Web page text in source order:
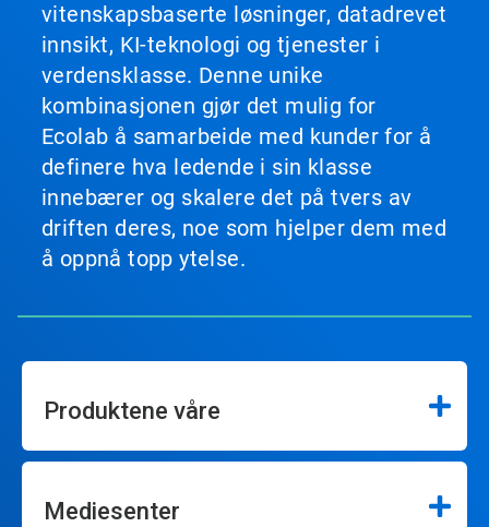
vitenskapsbaserte løsninger, datadrevet
innsikt, KI-teknologi og tjenester i
verdensklasse. Denne unike
kombinasjonen gjør det mulig for
Ecolab å samarbeide med kunder for å
definere hva ledende i sin klasse
innebærer og skalere det på tvers av
driften deres, noe som hjelper dem med
å oppnå topp ytelse.
Produktene våre
Mediesenter